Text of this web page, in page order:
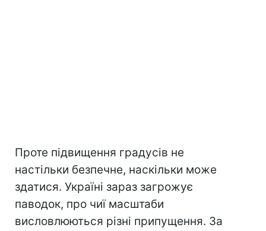
Проте підвищення градусів не
настільки безпечне, наскільки може
здатися. Україні зараз загрожує
паводок, про чиї масштаби
висловлюються різні припущення. За